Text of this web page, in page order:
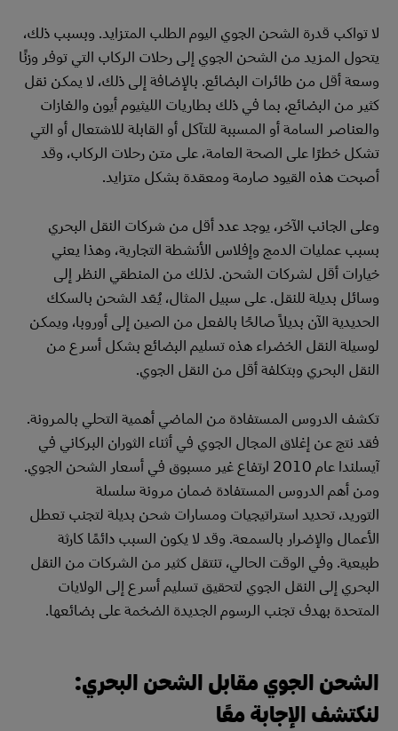
لا تواكب قدرة الشحن الجوي اليوم الطلب المتزايد. وبسبب ذلك،
يتحول المزيد من الشحن الجوي إلى رحلات الركاب التي توفر وزنًا
وسعة أقل من طائرات البضائع. بالإضافة إلى ذلك، لا يمكن نقل
كثير من البضائع، بما في ذلك بطاريات الليثيوم أيون والغازات
والعناصر السامة أو المسببة للتآكل أو القابلة للاشتعال أو التي
تشكل خطرًا على الصحة العامة، على متن رحلات الركاب، وقد
أصبحت هذه القيود صارمة ومعقدة بشكل متزايد.
وعلى الجانب الآخر، يوجد عدد أقل من شركات النقل البحري
بسبب عمليات الدمج وإفلاس الأنشطة التجارية، وهذا يعني
خيارات أقل لشركات الشحن. لذلك من المنطقي النظر إلى
وسائل بديلة للنقل. على سبيل المثال، يُعَد الشحن بالسكك
الحديدية الآن بديلاً صالحًا بالفعل من الصين إلى أوروبا، ويمكن
لوسيلة النقل الخضراء هذه تسليم البضائع بشكل أسرع من
النقل البحري وبتكلفة أقل من النقل الجوي.
تكشف الدروس المستفادة من الماضي أهمية التحلي بالمرونة.
فقد نتج عن إغلاق المجال الجوي في أثناء الثوران البركاني في
آيسلندا عام 2010 ارتفاع غير مسبوق في أسعار الشحن الجوي.
ومن أهم الدروس المستفادة ضمان مرونة سلسلة
التوريد، تحديد استراتيجيات ومسارات شحن بديلة لتجنب تعطل
الأعمال والإضرار بالسمعة. وقد لا يكون السبب دائمًا كارثة
طبيعية. وفي الوقت الحالي، تنتقل كثير من الشركات من النقل
البحري إلى النقل الجوي لتحقيق تسليم أسرع إلى الولايات
المتحدة بهدف تجنب الرسوم الجديدة الضخمة على بضائعها.
الشحن الجوي مقابل الشحن البحري:
لنكتشف الإجابة معًا